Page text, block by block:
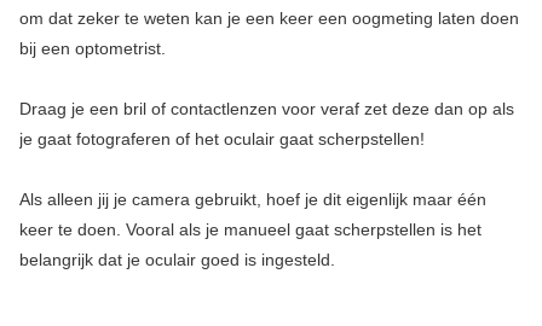
om dat zeker te weten kan je een keer een oogmeting laten doen
bij een optometrist.
Draag je een bril of contactlenzen voor veraf zet deze dan op als
je gaat fotograferen of het oculair gaat scherpstellen!
Als alleen jij je camera gebruikt, hoef je dit eigenlijk maar één
keer te doen. Vooral als je manueel gaat scherpstellen is het
belangrijk dat je oculair goed is ingesteld.